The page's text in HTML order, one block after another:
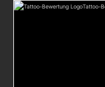
Tattoo-